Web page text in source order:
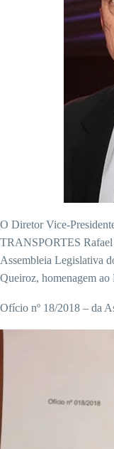
O Diretor Vice-
TRANSPORTES Rafael
Assembleia Legislativa
Queiroz, homenagem
Ofício nº 18/2018 – da